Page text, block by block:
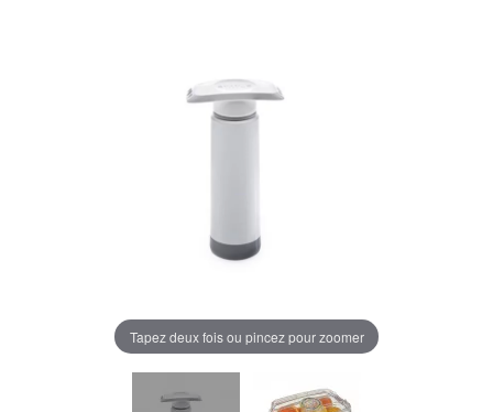
Tapez deux fois ou pincez pour zoomer